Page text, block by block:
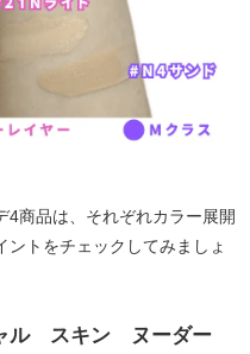
4商品は、それぞれカラー展開
トをチェックしてみましょ
ル スキン ヌーダー